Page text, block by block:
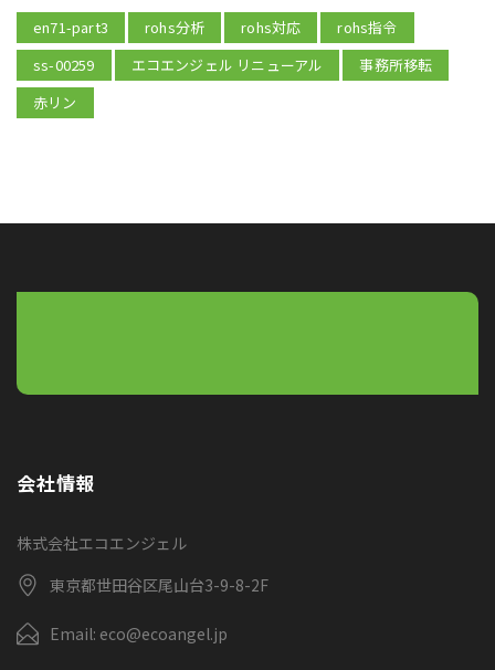
en71-part3 rohs分析 rohs対応
rohs指令
ss-00259
エコエンジェル リニューアル
事務所移転
赤リン
会社情報
株式会社エコエンジェル
東京都世田谷区尾山台3-9-8-2F
Email: eco@ecoangel.jp